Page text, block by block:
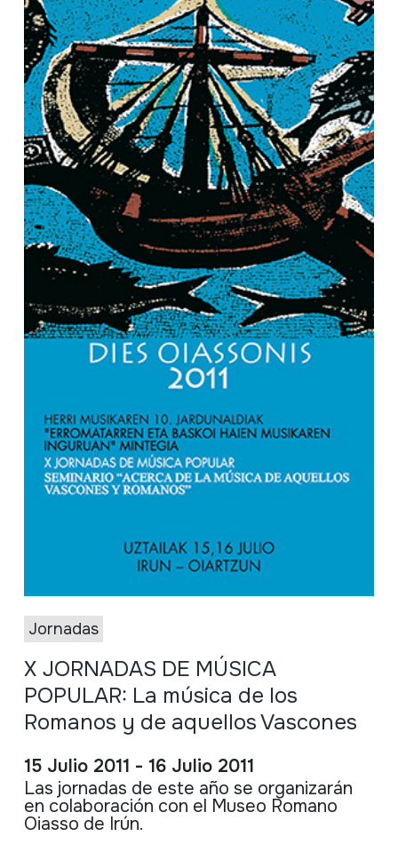
Jornadas
X JORNADAS DE MÚSICA
POPULAR: La música de los
Romanos y de aquellos Vascones
15 Julio 2011 - 16 Julio 2011
Las jornadas de este año se organizarán
en colaboración con el Museo Romano
Oiasso de Irún.